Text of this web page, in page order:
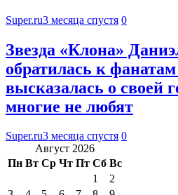
Super.ru3 месяца спустя 0
Звезда «Клона»
обратилась к
высказалась о своей
многие не любят
Super.ru3 месяца спустя 0
Август 2026
Пн Вт Ср Чт Пт Сб Вс
1
2